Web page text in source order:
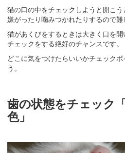
猫の口の中をチェックしようと開こ
嫌がったり噛みつかれたりするので難
猫があくびをするときは大きく口を
チェックをする絶好のチャンスです。
どこに気をつけたらいいかチェック
う。
歯の状態をチェック
色」